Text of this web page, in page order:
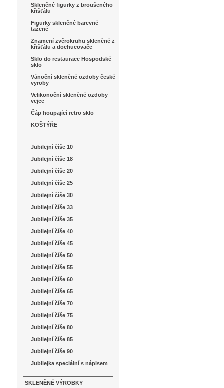
Skleněné figurky z broušeného
křišťálu
Figurky skleněné barevné
tažené
Znamení zvěrokruhu skleněné z
křišťálu a dochucovače
Sklo do restaurace Hospodské
sklo
Vánoční skleněné ozdoby české
vyroby
Velikonoční skleněné ozdoby
vejce
Čáp houpající retro sklo
KOŠTÝŘE
Jubilejní číše 10
Jubilejní číše 18
Jubilejní číše 20
Jubilejní číše 25
Jubilejní číše 30
Jubilejní číše 33
Jubilejní číše 35
Jubilejní číše 40
Jubilejní číše 45
Jubilejní číše 50
Jubilejní číše 55
Jubilejní číše 60
Jubilejní číše 65
Jubilejní číše 70
Jubilejní číše 75
Jubilejní číše 80
Jubilejní číše 85
Jubilejní číše 90
Jubilejka speciální s nápisem
SKLENĚNÉ VÝROBKY